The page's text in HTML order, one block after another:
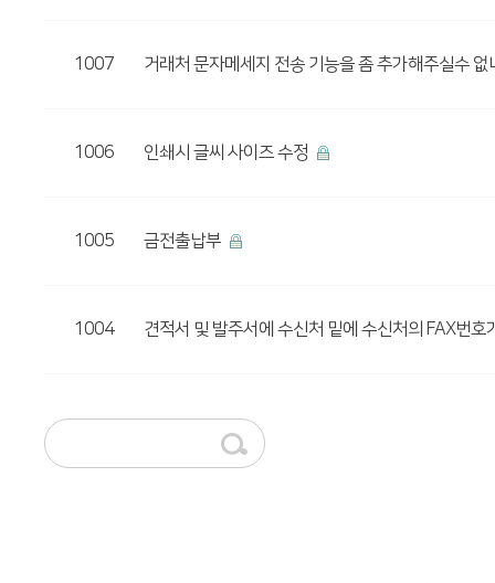
1007 거래처 문자메세지 전송 기능을 좀 추가해주실수
1006 인쇄시 글씨 사이즈 수정
1005 금전출납부
1004 견적서 및 발주서에 수신처 밑에 수신처의 FAX번